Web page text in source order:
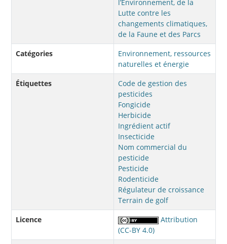
l’Environnement, de la
Lutte contre les
changements climatiques,
de la Faune et des Parcs
Catégories
Environnement, ressources
naturelles et énergie
Étiquettes
Code de gestion des
pesticides
Fongicide
Herbicide
Ingrédient actif
Insecticide
Nom commercial du
pesticide
Pesticide
Rodenticide
Régulateur de croissance
Terrain de golf
Licence
Attribution
(CC-BY 4.0)